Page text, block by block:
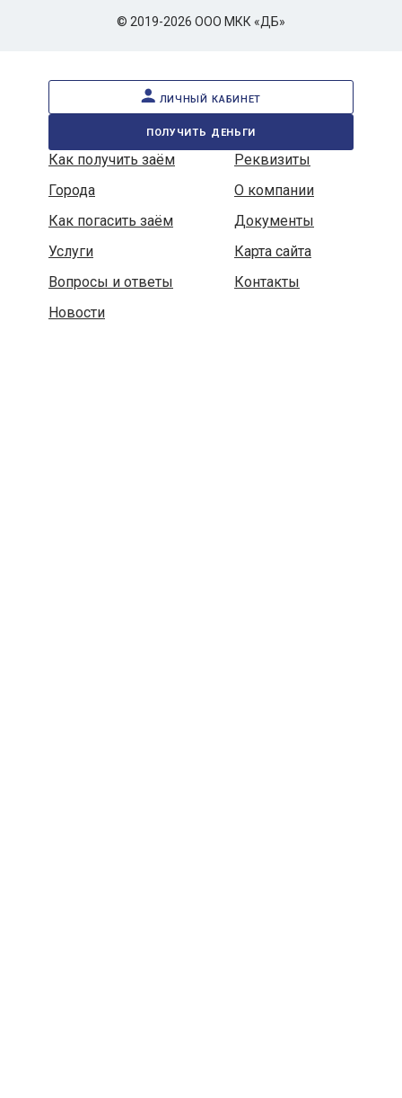
© 2019-2026 ООО МКК «ДБ»
личный кабинет
получить деньги
Как получить заём
Реквизиты
Города
О компании
Как погасить заём
Документы
Услуги
Карта сайта
Вопросы и ответы
Контакты
Новости